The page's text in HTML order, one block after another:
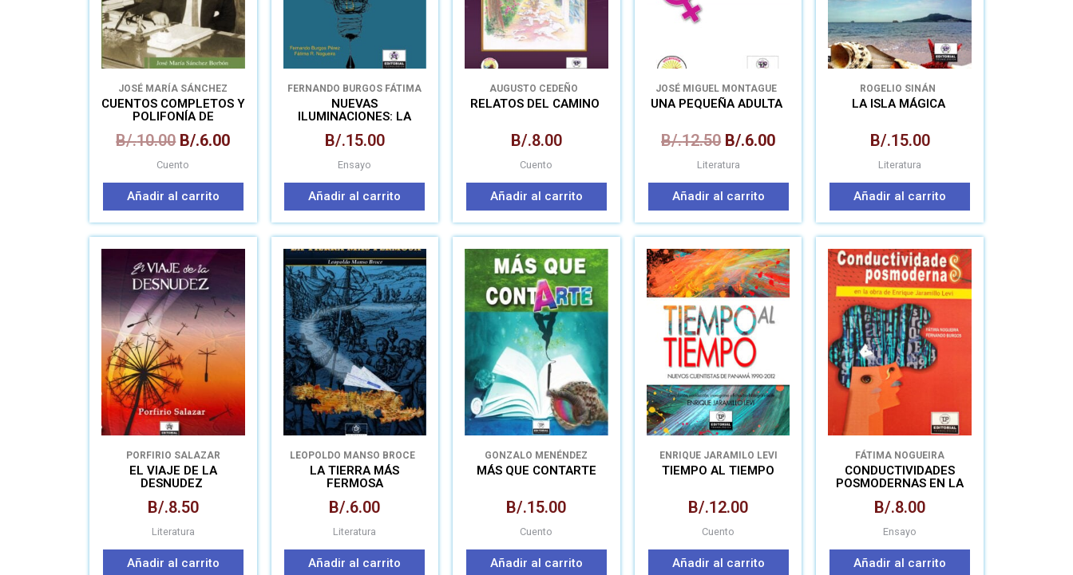
JOSÉ MARÍA SÁNCHEZ
CUENTOS COMPLETOS Y
POLIFONÍA DE
B/.10.00 B/.6.00
Cuento
Añadir al carrito
FERNANDO BURGOS FÁTIMA
NOGUEIRA
NUEVAS
ILUMINACIONES: LA
ENRIQUE JARAMILLO
B/.15.00
Ensayo
Añadir al carrito
AUGUSTO CEDEÑO
RELATOS DEL CAMINO
B/.8.00
Cuento
Añadir al carrito
JOSÉ MIGUEL MONTAGUE
UNA PEQUEÑA ADULTA
B/.12.50 B/.6.00
Literatura
Añadir al carrito
ROGELIO SINÁN
LA ISLA MÁGICA
B/.15.00
Literatura
Añadir al carrito
PORFIRIO SALAZAR
EL VIAJE DE LA
DESNUDEZ
B/.8.50
Literatura
Añadir al carrito
LEOPOLDO MANSO BROCE
LA TIERRA MÁS
FERMOSA
B/.6.00
Literatura
Añadir al carrito
GONZALO MENÉNDEZ
GONZÁLEZ
MÁS QUE CONTARTE
B/.15.00
Cuento
Añadir al carrito
ENRIQUE JARAMILO LEVI
TIEMPO AL TIEMPO
B/.12.00
Cuento
Añadir al carrito
FÁTIMA NOGUEIRA
FERNANDO BURGO
CONDUCTIVIDADES
POSMODERNAS EN LA
JARAMILLO LEVI
B/.8.00
Ensayo
Añadir al carrito